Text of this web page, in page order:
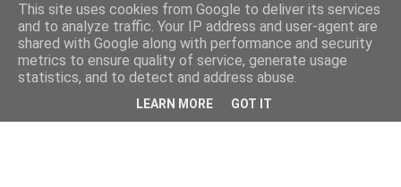
This site uses cookies from Google to deliver its services
and to analyze traffic. Your IP address and user-agent are
shared with Google along with performance and security
metrics to ensure quality of service, generate usage
statistics, and to detect and address abuse.
LEARN MORE GOT IT